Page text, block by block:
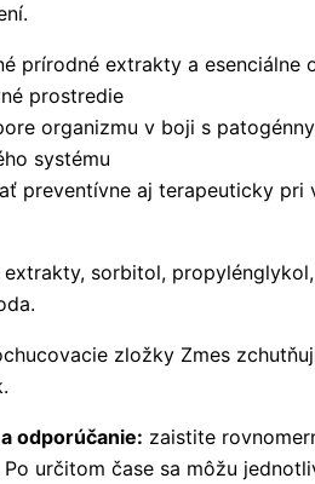
prírodné extrakty a esenciálne
prostredie
organizmu v boji s
systému
preventívne aj terapeuticky pri
extrakty, sorbitol,
zložky Zmes
odporúčanie: zaistite
určitom čase sa môžu